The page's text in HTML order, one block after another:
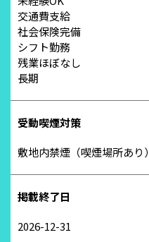
交通費支給
社会保険完備
シフト勤務
残業ほぼなし
長期
受動喫煙対策
敷地内禁煙（喫煙場所あり）
掲載終了日
2026-12-31